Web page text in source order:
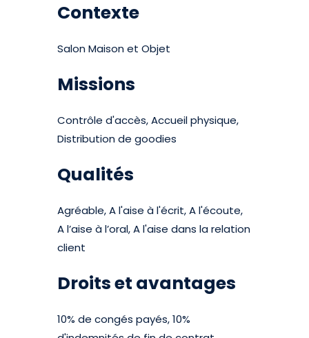
Contexte
Salon Maison et Objet
Missions
Contrôle d'accès, Accueil physique,
Distribution de goodies
Qualités
Agréable, A l'aise à l'écrit, A l'écoute,
A l’aise à l’oral, A l'aise dans la relation
client
Droits et avantages
10% de congés payés, 10%